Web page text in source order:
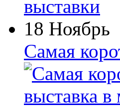
18 Ноябрь
Самая